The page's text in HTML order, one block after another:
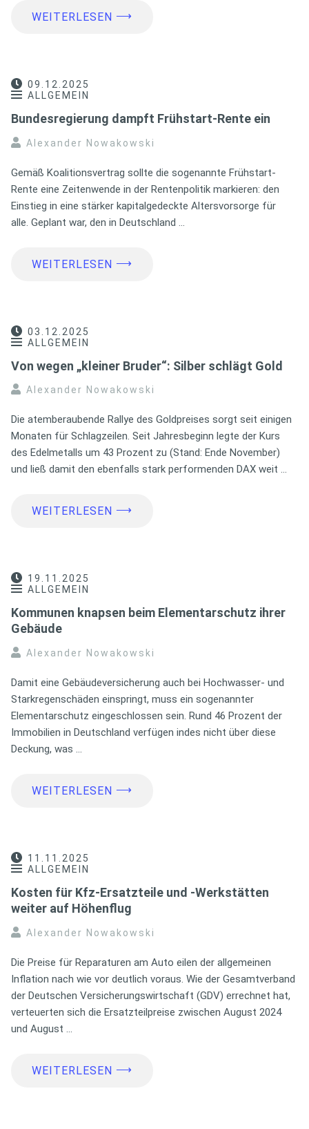
WEITERLESEN ⟶
09.12.2025
ALLGEMEIN
Bundesregierung dampft Frühstart-Rente ein
Alexander Nowakowski
Gemäß Koalitionsvertrag sollte die sogenannte Frühstart-
Rente eine Zeitenwende in der Rentenpolitik markieren: den
Einstieg in eine stärker kapitalgedeckte Altersvorsorge für
alle. Geplant war, den in Deutschland …
WEITERLESEN ⟶
03.12.2025
ALLGEMEIN
Von wegen „kleiner Bruder“: Silber schlägt Gold
Alexander Nowakowski
Die atemberaubende Rallye des Goldpreises sorgt seit einigen
Monaten für Schlagzeilen. Seit Jahresbeginn legte der Kurs
des Edelmetalls um 43 Prozent zu (Stand: Ende November)
und ließ damit den ebenfalls stark performenden DAX weit …
WEITERLESEN ⟶
19.11.2025
ALLGEMEIN
Kommunen knapsen beim Elementarschutz ihrer
Gebäude
Alexander Nowakowski
Damit eine Gebäudeversicherung auch bei Hochwasser- und
Starkregenschäden einspringt, muss ein sogenannter
Elementarschutz eingeschlossen sein. Rund 46 Prozent der
Immobilien in Deutschland verfügen indes nicht über diese
Deckung, was …
WEITERLESEN ⟶
11.11.2025
ALLGEMEIN
Kosten für Kfz-Ersatzteile und -Werkstätten
weiter auf Höhenflug
Alexander Nowakowski
Die Preise für Reparaturen am Auto eilen der allgemeinen
Inflation nach wie vor deutlich voraus. Wie der Gesamtverband
der Deutschen Versicherungswirtschaft (GDV) errechnet hat,
verteuerten sich die Ersatzteilpreise zwischen August 2024
und August …
WEITERLESEN ⟶